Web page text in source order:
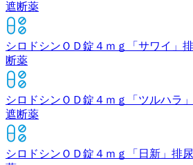
遮断薬
シロドシンＯＤ錠４ｍｇ「サワイ」
断薬
シロドシンＯＤ錠４ｍｇ「ツルハラ」
遮断薬
シロドシンＯＤ錠４ｍｇ「日新」 排